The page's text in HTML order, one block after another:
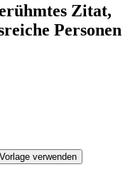
Zitat,
Personen
verwenden